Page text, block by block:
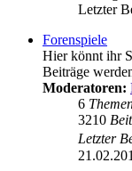
Letzter
Forenspiele
Hier könnt ihr
Beiträge
Moderatoren:
6
3210
Letzter